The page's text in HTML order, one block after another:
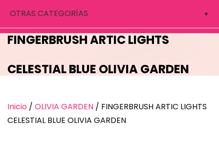
OTRAS CATEGORÍAS
FINGERBRUSH ARTIC LIGHTS
CELESTIAL BLUE OLIVIA GARDEN
Inicio / OLIVIA GARDEN / FINGERBRUSH ARTIC LIGHTS
CELESTIAL BLUE OLIVIA GARDEN